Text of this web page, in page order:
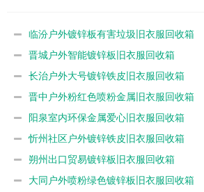
临汾户外镀锌板有害垃圾旧衣服回收箱
晋城户外智能镀锌板旧衣服回收箱
长治户外大号镀锌铁皮旧衣服回收箱
晋中户外粉红色喷粉金属旧衣服回收箱
阳泉室内环保金属爱心旧衣服回收箱
忻州社区户外镀锌铁皮旧衣服回收箱
朔州出口贸易镀锌板旧衣服回收箱
大同户外喷粉绿色镀锌板旧衣服回收箱